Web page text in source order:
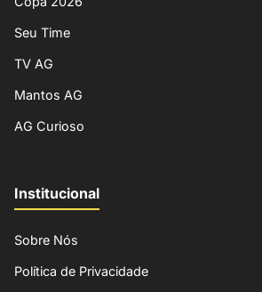
Seu Time
TV AG
Mantos AG
AG Curioso
Institucional
Sobre Nós
Política de Privacidade